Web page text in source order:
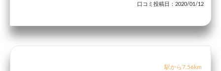
口コミ投稿日：2020/01/12
駅から7.56km